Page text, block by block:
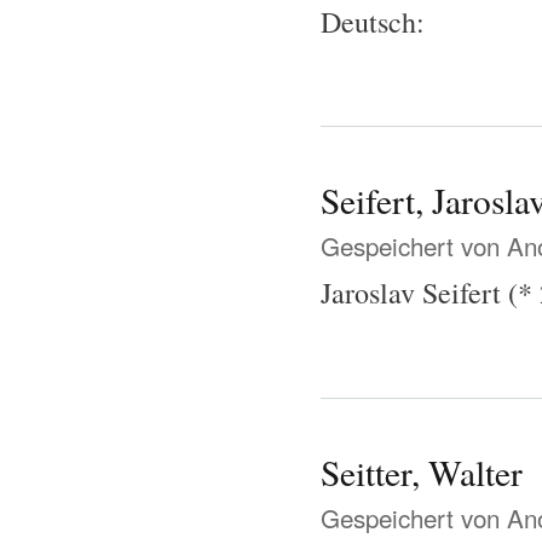
Deutsch:
Seifert,
Gespeichert von
Jaroslav Seifert (*
Seitter, Walter
Gespeichert von